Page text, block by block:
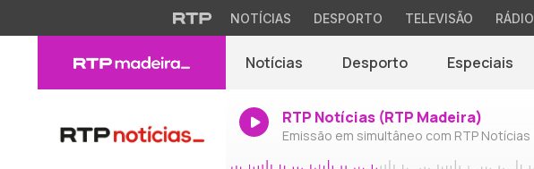
NOTÍCIAS DESPORTO TELEVISÃO RÁDIO
Notícias Desporto Especiais
RTP Notícias (RTP Madeira)
Emissão em simultâneo com RTP Notícias